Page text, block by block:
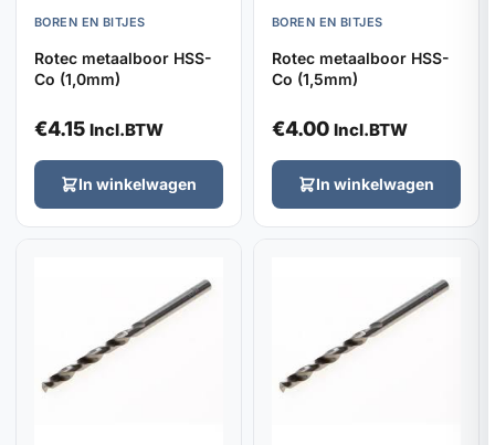
BOREN EN BITJES
Rotec metaalboor HSS-
Co (1,0mm)
€4.15 Incl.BTW
In winkelwagen
BOREN EN BITJES
Rotec metaalboor HSS-
Co (1,5mm)
€4.00 Incl.BTW
In winkelwagen